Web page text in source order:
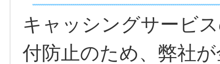
キャッシングサービ
付防止のため、弊社